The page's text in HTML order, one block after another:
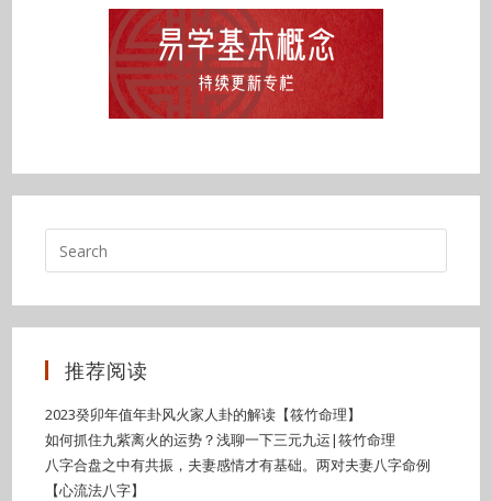
推荐阅读
2023癸卯年值年卦风火家人卦的解读【筱竹命理】
如何抓住九紫离火的运势？浅聊一下三元九运|筱竹命理
八字合盘之中有共振，夫妻感情才有基础。两对夫妻八字命例
【心流法八字】